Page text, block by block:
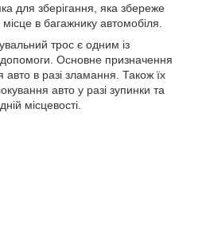
для зберігання, яка збереже
в багажнику автомобіля.
трос є одним із
допомоги. Основне призначення
в разі зламання. Також їх
авто у разі зупинки та
місцевості.